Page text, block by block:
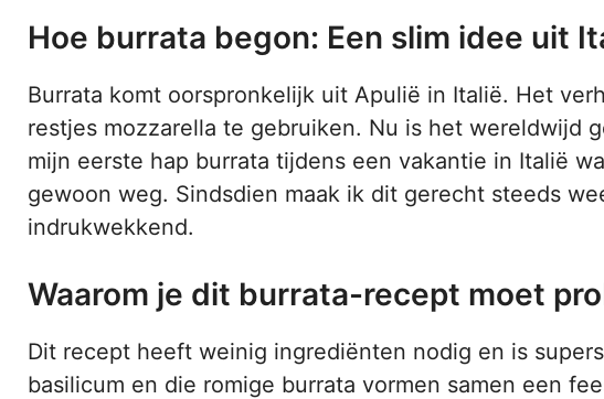
Hoe burrata begon: Een slim idee uit
Burrata komt oorspronkelijk uit Apulië in Italië. Het
restjes mozzarella te gebruiken. Nu is het wereldwijd
mijn eerste hap burrata tijdens een vakantie in Italië
gewoon weg. Sindsdien maak ik dit gerecht steeds
indrukwekkend.
Waarom je dit burrata-recept moet
Dit recept heeft weinig ingrediënten nodig en is
basilicum en die romige burrata vormen samen een